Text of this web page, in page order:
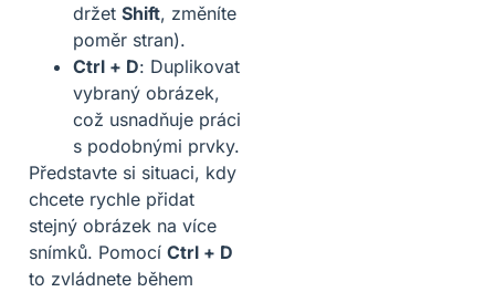
držet Shift, změníte
poměr stran).
Ctrl + D: Duplikovat
vybraný obrázek,
což usnadňuje práci
s podobnými prvky.
Představte si situaci, kdy
chcete rychle přidat
stejný obrázek na více
snímků. Pomocí Ctrl + D
to zvládnete během